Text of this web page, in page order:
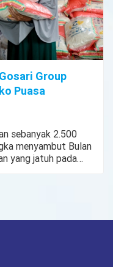
Group
Puasa
sebanyak 2.500
menyambut Bulan
yang jatuh pada